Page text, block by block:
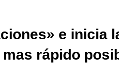
mas rápido